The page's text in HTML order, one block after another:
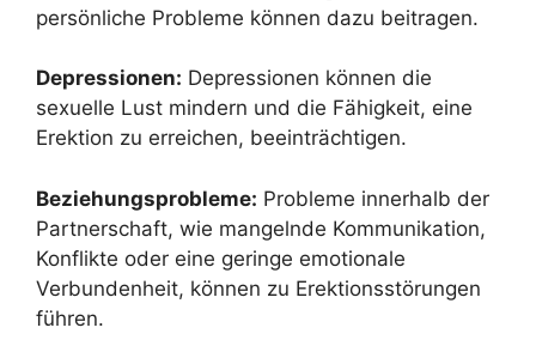
persönliche Probleme können dazu beitragen.
Depressionen: Depressionen können die
sexuelle Lust mindern und die Fähigkeit, eine
Erektion zu erreichen, beeinträchtigen.
Beziehungsprobleme: Probleme innerhalb der
Partnerschaft, wie mangelnde Kommunikation,
Konflikte oder eine geringe emotionale
Verbundenheit, können zu Erektionsstörungen
führen.